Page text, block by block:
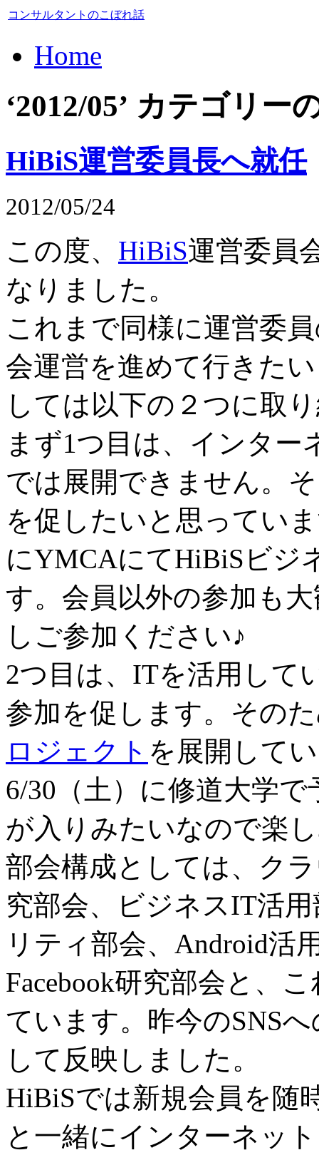
コンサルタントのこぼれ話
Home
‘2012/05’ カテゴリー
HiBiS運営委員長へ就任
2012/05/24
この度、 HiBiS運営委員
なりました。
これまで同様に運営委
会運営を進めて行きた
しては以下の２つに取
まず1つ目は、インタ
では展開できません。
を促したいと思ってい
にYMCAにてHiBiSビジ
す。会員以外の参加も
しご参加ください♪
2つ目は、ITを活用して
参加を促します。その
ロジェクト を展開して
6/30（土）に修道大学
が入りみたいなので楽
部会構成としては、ク
究部会、ビジネスIT活
リティ部会、Android活
Facebook研究部会と、
ています。昨今のSNS
して反映しました。
HiBiSでは新規会員を随
と一緒にインターネッ